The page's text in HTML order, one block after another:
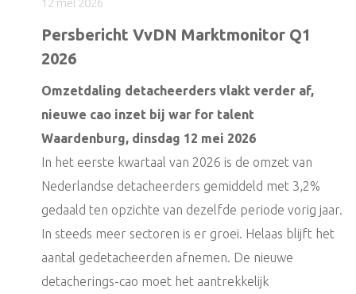
Persbericht VvDN Marktmonitor Q1
2026
Omzetdaling detacheerders vlakt verder af,
nieuwe cao inzet bij war for talent
Waardenburg, dinsdag 12 mei 2026
In het eerste kwartaal van 2026 is de omzet van
Nederlandse detacheerders gemiddeld met 3,2%
gedaald ten opzichte van dezelfde periode vorig jaar.
In steeds meer sectoren is er groei. Helaas blijft het
aantal gedetacheerden afnemen. De nieuwe
detacherings-cao moet het aantrekkelijk